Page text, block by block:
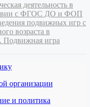
деятельность в
с ФГОС ДО и ФОП
подвижных игр с
возраста в
Подвижная игра
организации
и политика